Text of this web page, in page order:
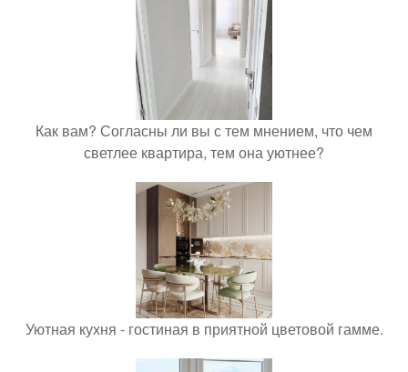
Как вам? Согласны ли вы с тем мнением, что чем
светлее квартира, тем она уютнее?
Уютная кухня - гостиная в приятной цветовой гамме.